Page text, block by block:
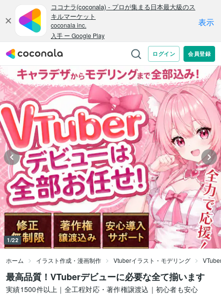
1/22
ホーム イラスト作成・漫画制作 Vtuberイラスト・モデリング
最高品質！VTuberデビューに必要な全て揃います
実績1500件以上｜全工程対応・著作権譲渡込｜初心者も安心